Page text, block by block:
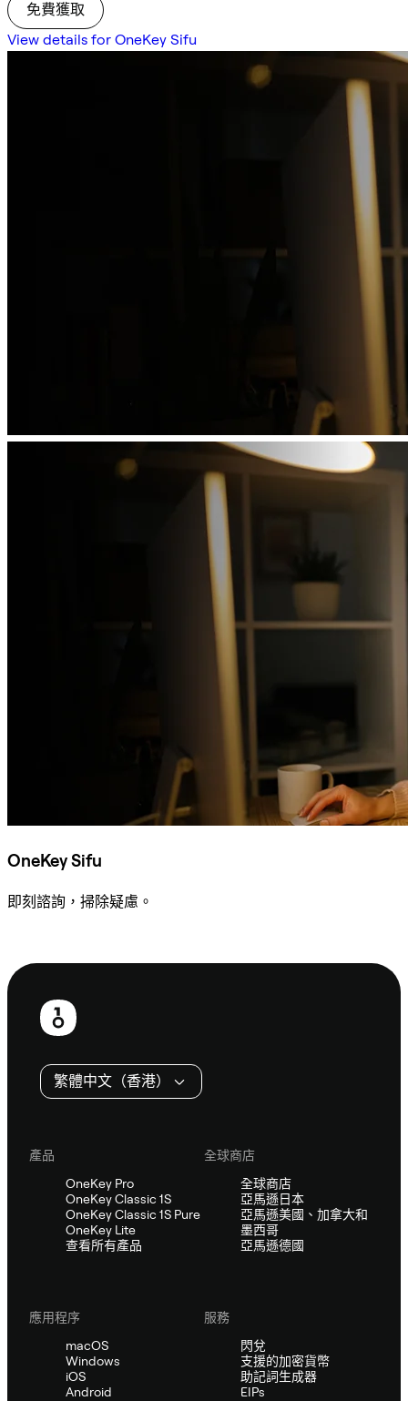
免費獲取
View details for OneKey Sifu
OneKey Sifu
即刻諮詢，掃除疑慮。
頁
繁體中文（香港）
產品
OneKey Pro
OneKey Classic 1S
OneKey Classic 1S Pure
OneKey Lite
查看所有產品
全球商店
全球商店
亞馬遜日本
亞馬遜美國、加拿大和
墨西哥
亞馬遜德國
應用程序
macOS
Windows
iOS
Android
服務
閃兌
支援的加密貨幣
助記詞生成器
EIPs